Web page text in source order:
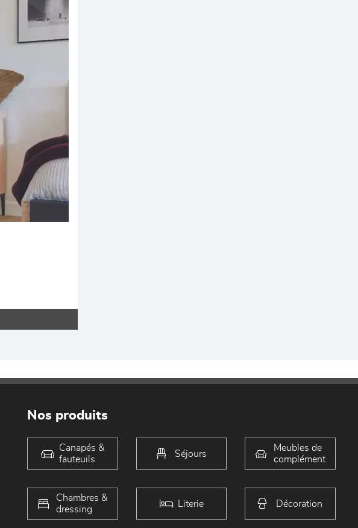
Nos produits
Canapés &
fauteuils
Séjours
Meubles de
complément
Chambres &
dressing
Literie Décoration